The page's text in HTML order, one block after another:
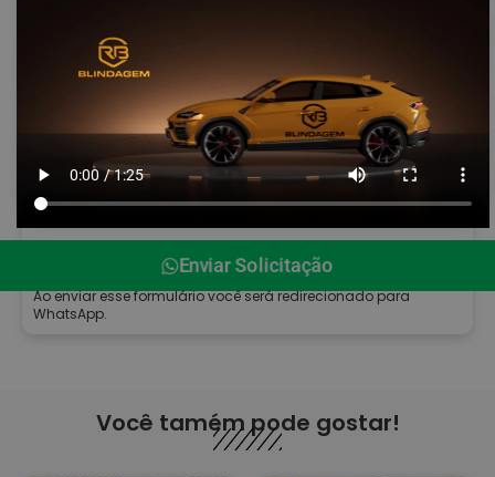
Enviar Solicitação
Ao enviar esse formulário você será redirecionado para
WhatsApp.
Você tamém pode gostar!